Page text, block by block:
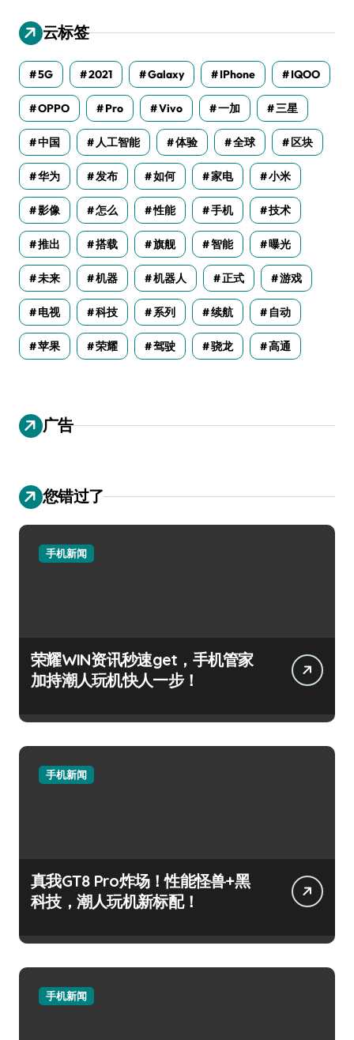
云标签
5G 2021 Galaxy IPhone IQOO
OPPO Pro Vivo 一加 三星
中国 人工智能 体验 全球 区块
华为 发布 如何 家电 小米
影像 怎么 性能 手机 技术
推出 搭载 旗舰 智能 曝光
未来 机器 机器人 正式 游戏
电视 科技 系列 续航 自动
苹果 荣耀 驾驶 骁龙 高通
广告
您错过了
手机新闻
荣耀WIN资讯秒速get，手机管家
加持潮人玩机快人一步！
手机新闻
真我GT8 Pro炸场！性能怪兽+黑
科技，潮人玩机新标配！
手机新闻